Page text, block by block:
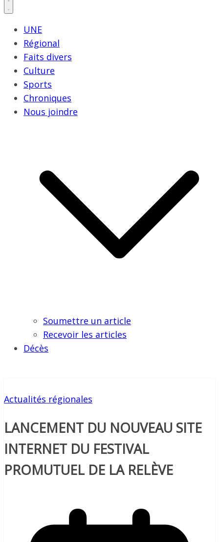
UNE
Régional
Faits divers
Culture
Sports
Chroniques
Nous joindre
Soumettre un article
Recevoir les articles
Décès
Actualités régionales
LANCEMENT DU NOUVEAU SITE
INTERNET DU FESTIVAL
PROMUTUEL DE LA RELÈVE